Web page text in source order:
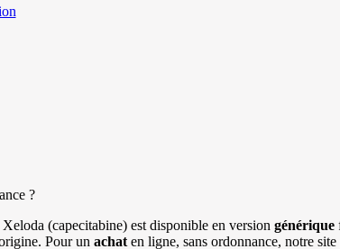
?
(capecitabine) est disponible en version générique
Pour un achaten ligne, sans ordonnance, notre site